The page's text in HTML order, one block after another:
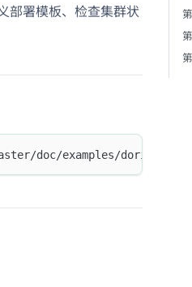
部署模板、检查集群状
doc/examples/